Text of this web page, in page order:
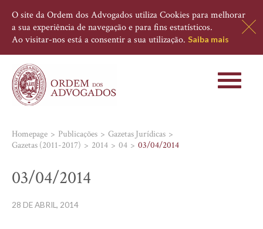
O site da Ordem dos Advogados utiliza Cookies para melhorar
a sua experiência de navegação e para fins estatísticos.
Ao visitar-nos está a consentir a sua utilização. Saiba mais
Toggle
Homepage Publicações
Gazetas Jurídicas
Gazetas (2011-2017)
2014 04 03/04/2014
03/04/2014
28 DE ABRIL, 2014